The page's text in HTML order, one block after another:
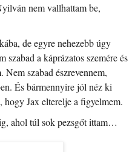
nem vallhattam be,
de egyre nehezebb úgy
szabad a káprázatos szemére és
szabad észrevennem,
És bármennyire jól néz ki
Jax elterelje a figyelmem.
ahol túl sok pezsgőt ittam…